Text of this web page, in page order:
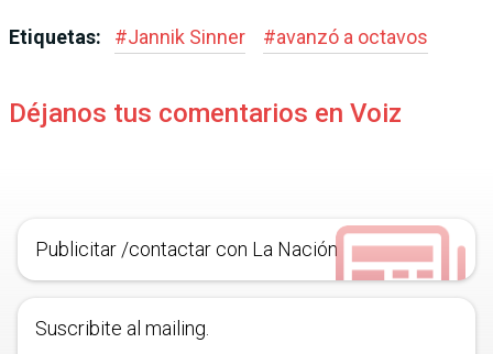
Etiquetas: #Jannik Sinner #avanzó a octavos
Déjanos tus comentarios en Voiz
Publicitar /contactar con La Nación
Suscribite al mailing.